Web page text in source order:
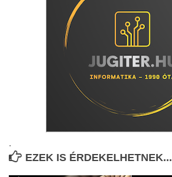
.
EZEK IS ÉRDEKELHETNEK...